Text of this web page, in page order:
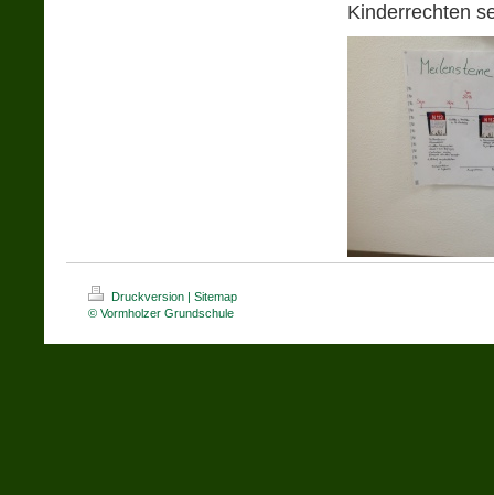
Kinderrechten
Druckversion | Sitemap
© Vormholzer Grundschule